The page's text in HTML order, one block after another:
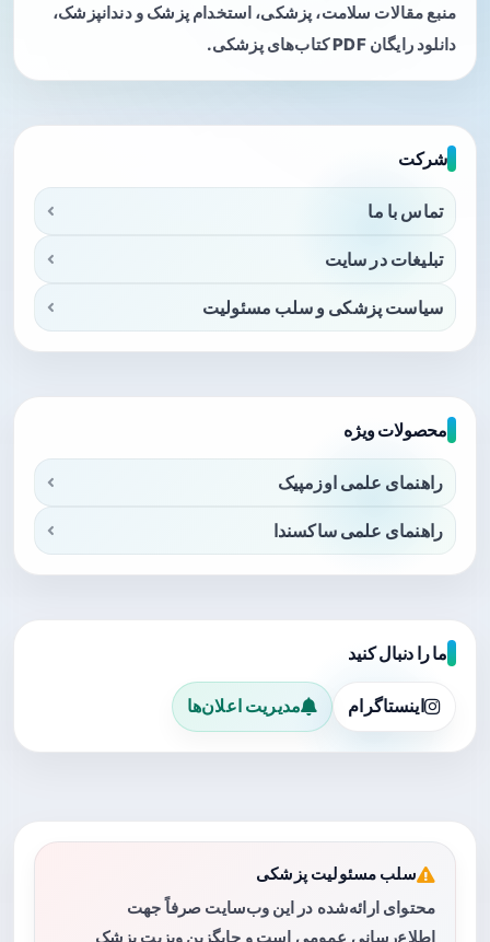
منبع مقالات سلامت، پزشکی، استخدام پزشک و دندانپزشک،
دانلود رایگان PDF کتاب‌های پزشکی.
شرکت
تماس با ما
تبلیغات در سایت
سیاست پزشکی و سلب مسئولیت
محصولات ویژه
راهنمای علمی اوزمپیک
راهنمای علمی ساکسندا
ما را دنبال کنید
اینستاگرام مدیریت اعلان‌ها
سلب مسئولیت پزشکی
محتوای ارائه‌شده در این وب‌سایت صرفاً جهت
اطلاع‌رسانی عمومی است و جایگزین ویزیت پزشک